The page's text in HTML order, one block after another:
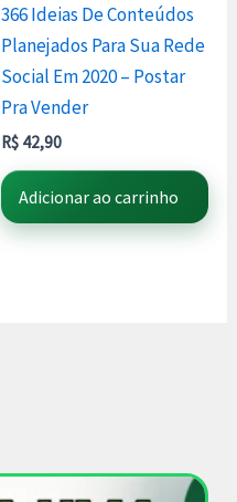
366 Ideias De Conteúdos
Planejados Para Sua Rede
Social Em 2020 – Postar
Pra Vender
R$ 42,90
Adicionar ao carrinho